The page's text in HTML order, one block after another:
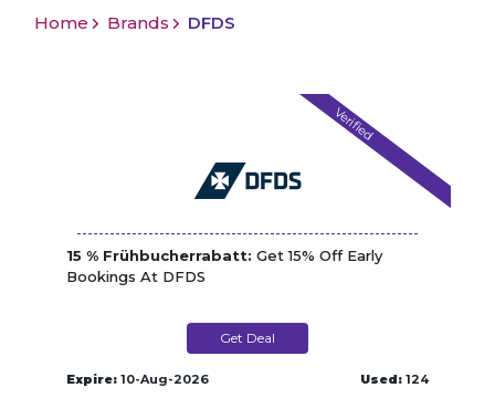
Home Brands DFDS
Verified
15 % Frühbucherrabatt: Get 15% Off Early
Bookings At DFDS
Get Deal
Expire: 10-Aug-2026 Used: 124